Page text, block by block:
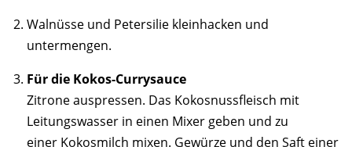
Walnüsse und Petersilie kleinhacken und
untermengen.
Für die Kokos-Currysauce
Zitrone auspressen. Das Kokosnussfleisch mit
Leitungswasser in einen Mixer geben und zu
einer Kokosmilch mixen. Gewürze und den Saft einer